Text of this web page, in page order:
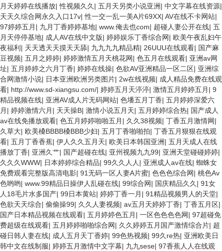
月天婷婷在线播放|性视频久久 | 五月天另类小说亚洲| 中文字幕在线资源|
天天久综合网永久入口17v|性一交一乱一美A片69XX| AV在线不卡网站|
97婷婷五月 | 九月丁香婷婷基地| www.俺去也com| 超碰人妻公开在线| 五
月天停停基地| 成人AV在线中文版| 婷婷娱乐丁香综合网| 欧美午夜乱妇午
夜福利 | 天天透天天摸天天舔| 九九九九精品精| 26UUU在线观看| 国产麻
豆视频| 五月之婷婷| 婷婷激情五月天桃花网| 色五月在线观看| 亚洲av网
址| 五月婷婷之六月丁香| 婷婷在线操| 色欲AV亚洲精品一区二区| 亚洲综
合网激情小说| 日本亚洲欧洲另类图片| 2w在线视频| 成人精品免费在线观
看| http://www.sd-xiangsu.com/| 婷婷五月天渟渟| 激情五月婷婷五月 | 9
精品视频在线| 亚洲AV成人片无码网站| 色墦五月丁香| 五月婷婷深爱六
月 | 婷婷激情六月 | 天天操B| 激情小说五月天| 五月婷婷综合热| 国产成人
av在线免播放观看| 色五月婷婷啪啪五月 | 久久38视频| 丁香五月激情网|
久草大| 欧美槡BBBB槡BBB少妇| 五月丁香啪啪拍| 丁香五月狠狠在线观
看| 五月丁香香蕉| 伊人久久五月天| 欧美日本韩国亚洲| 五月天成人在线
播放丁香| 亚洲久艹| 国产超碰在线| 亚州视频九九99| 亚洲天堂碰碰婷婷|
久久久WWW| 日本婷婷综合精品| 99久久人人 | 亚洲成人av在线| 蜘蛛女
免费观看完整版高清电影| 91无码一区人妻A片蜜| 色色色综合网| 桃色Av
色哟哟| www.99精品日操伊人乱碰在线| 99综合网| 国庆精品久久 | 91女
人18毛片水多国产| 99日本黄站| 婷婷丁香一月 | 91精品视频男人的天堂|
色欲天天综合| 偷偷操99| 久久人妻视频| av五月天婷婷丁香| 丁香五月区|
国产日本精品视频在线观看| 五月婷婷色五月 | 一区色色色色网| 97超碰免
费超级在线观看| 五月婷婷啪啪综合网| 久久婷婷五月国产激情综合片| 超
碰日韩人妻在线| 成人五月天丁香婷| 99色热视频| 99久re热| 亚洲欧美日
韩中文在线制服| 婷婷五月激情中文字幕| 九九sese| 97香蕉人人在线观